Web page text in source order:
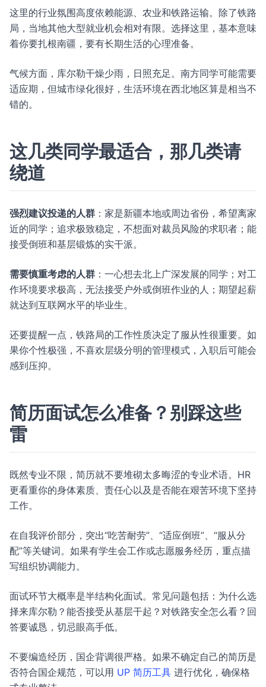
这里的行业氛围高度依赖能源、农业和铁路运输。除了铁路
局，当地其他大型就业机会相对有限。选择这里，基本意味
着你要扎根南疆，要有长期生活的心理准备。
气候方面，库尔勒干燥少雨，日照充足。南方同学可能需要
适应期，但城市绿化很好，生活环境在西北地区算是相当不
错的。
这几类同学最适合，那几类请
绕道
强烈建议投递的人群 ：家是新疆本地或周边省份，希望离家
近的同学；追求极致稳定，不想面对裁员风险的求职者；能
接受倒班和基层锻炼的实干派。
需要慎重考虑的人群 ：一心想去北上广深发展的同学；对工
作环境要求极高，无法接受户外或倒班作业的人；期望起薪
就达到互联网水平的毕业生。
还要提醒一点，铁路局的工作性质决定了服从性很重要。如
果你个性极强，不喜欢层级分明的管理模式，入职后可能会
感到压抑。
简历面试怎么准备？别踩这些
雷
既然专业不限，简历就不要堆砌太多晦涩的专业术语。HR
更看重你的身体素质、责任心以及是否能在艰苦环境下坚持
工作。
在自我评价部分，突出“吃苦耐劳”、“适应倒班”、“服从分
配”等关键词。如果有学生会工作或志愿服务经历，重点描
写组织协调能力。
面试环节大概率是半结构化面试。常见问题包括：为什么选
择来库尔勒？能否接受从基层干起？对铁路安全怎么看？回
答要诚恳，切忌眼高手低。
不要编造经历，国企背调很严格。如果不确定自己的简历是
否符合国企规范，可以用 UP 简历工具 进行优化，确保格